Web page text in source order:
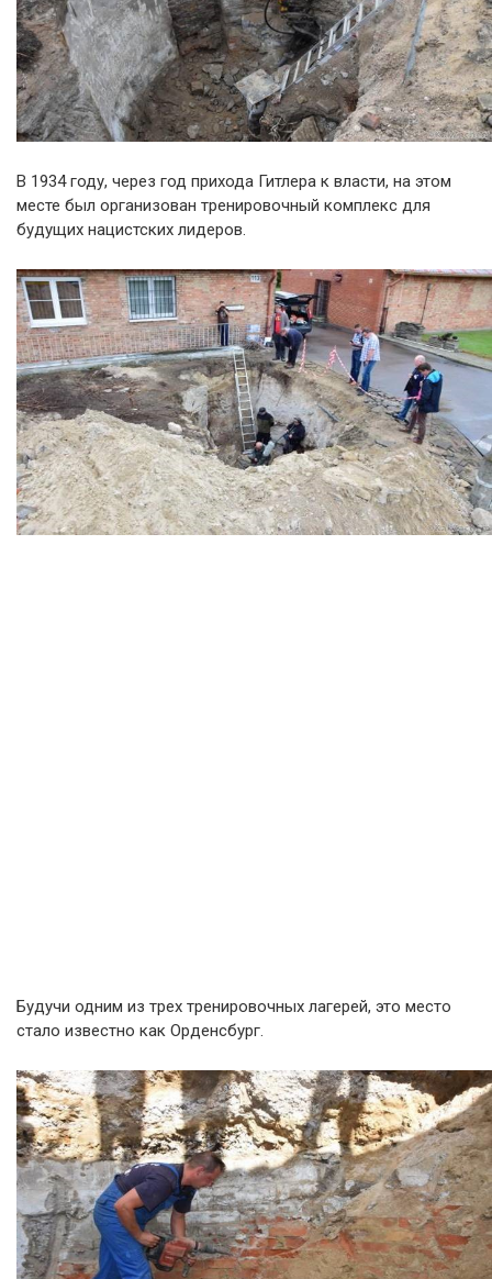
В 1934 году, через год прихода Гитлера к власти, на этом
месте был организован тренировочный комплекс для
будущих нацистских лидеров.
Будучи одним из трех тренировочных лагерей, это место
стало известно как Орденсбург.